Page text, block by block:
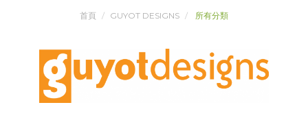
首頁 GUYOT DESIGNS 所有分類